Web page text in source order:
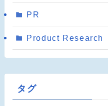
PR
Product Research
タグ